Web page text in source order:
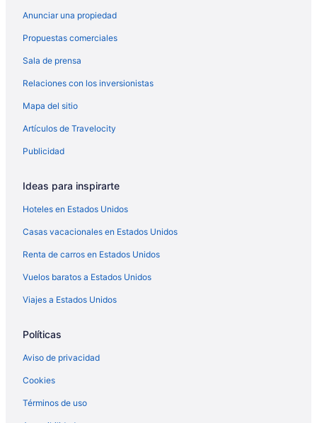
Hoteles en Condado de Brookings
Cabañas en Garretson
Hoteles en Harrisburg
Cabañas en Hartford
Hoteles en Hartford
Moteles en Hartford
Hoteles en Humboldt
Apartamentos en Madison
Hoteles baratos en Madison
Hoteles en Madison
Hoteles en Ramona
Apartamentos en Salem
Hoteles en Salem
Cabañas en Sioux Falls
Casas de ciudad en Sioux Falls
Casas vacacionales en Sioux Falls
Apartamentos en Sioux Falls
Anunciar una propiedad
Propuestas comerciales
Sala de prensa
Relaciones con los inversionistas
Mapa del sitio
Artículos de Travelocity
Publicidad
Ideas para inspirarte
Hoteles en Estados Unidos
Casas vacacionales en Estados Unidos
Renta de carros en Estados Unidos
Vuelos baratos a Estados Unidos
Viajes a Estados Unidos
Políticas
Aviso de privacidad
Cookies
Términos de uso